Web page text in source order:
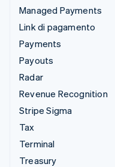
Managed Payments
Link di pagamento
Payments
Payouts
Radar
Revenue Recognition
Stripe Sigma
Tax
Terminal
Treasury